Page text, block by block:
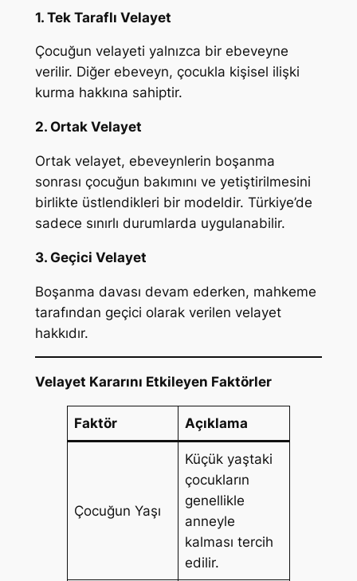
1. Tek Taraflı Velayet
Çocuğun velayeti yalnızca bir ebeveyne
verilir. Diğer ebeveyn, çocukla kişisel ilişki
kurma hakkına sahiptir.
2. Ortak Velayet
Ortak velayet, ebeveynlerin boşanma
sonrası çocuğun bakımını ve yetiştirilmesini
birlikte üstlendikleri bir modeldir. Türkiye’de
sadece sınırlı durumlarda uygulanabilir.
3. Geçici Velayet
Boşanma davası devam ederken, mahkeme
tarafından geçici olarak verilen velayet
hakkıdır.
Velayet Kararını Etkileyen Faktörler
Faktör Açıklama
Çocuğun Yaşı
Küçük yaştaki
çocukların
genellikle
anneyle
kalması tercih
edilir.